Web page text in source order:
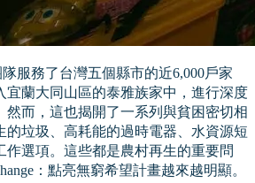
服務了台灣五個縣市的近6,000戶家
宜蘭大同山區的泰雅族家中，進行深度
然而，這也揭開了一系列與貧困密切相
的垃圾、高耗能的過時電器、水資源短
作選項。這些都是農村再生的重要問
：點亮無窮希望計畫越來越明顯。